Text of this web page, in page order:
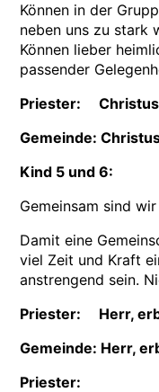
Können in der
neben uns zu stark
Können lieber
passender
Priester:
Gemeinde:
Kind 5 und 6:
Gemeinsam sind
Damit eine
viel Zeit und Kraft
anstrengend sein.
Priester: Herr,
Gemeinde: Herr,
Priester: